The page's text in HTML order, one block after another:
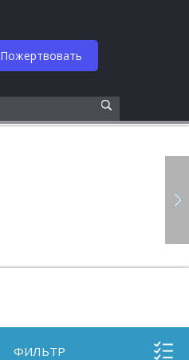
Пожертвовать
ФИЛЬТР